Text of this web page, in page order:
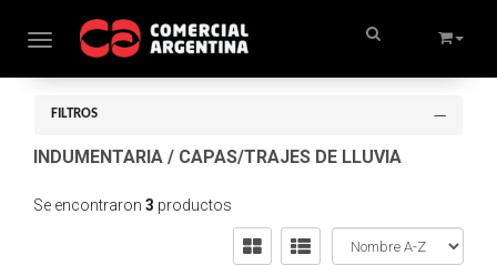
Toggle navigation
FILTROS
INDUMENTARIA / CAPAS/TRAJES DE LLUVIA
Se encontraron 3 productos